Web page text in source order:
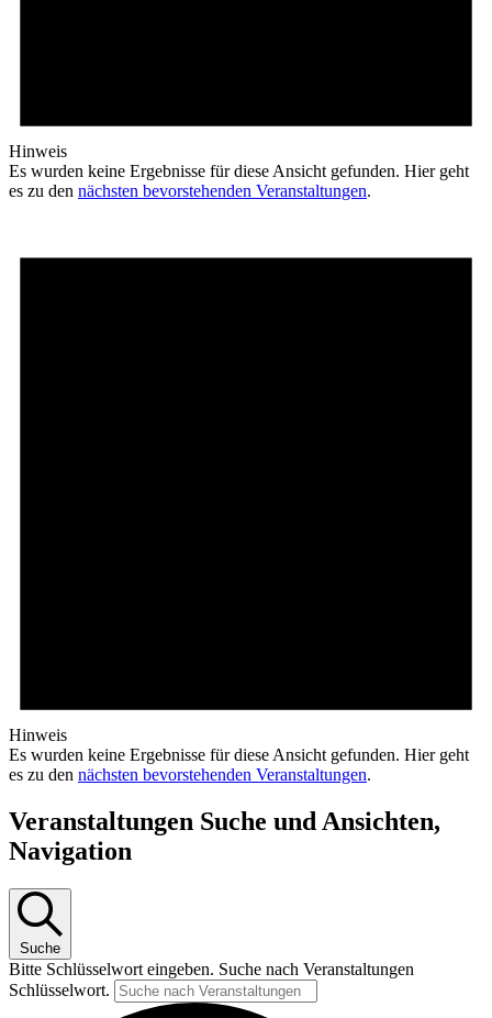
Hinweis
Es wurden keine Ergebnisse für diese Ansicht gefunden. Hier geht
es zu den nächsten bevorstehenden Veranstaltungen.
Hinweis
Es wurden keine Ergebnisse für diese Ansicht gefunden. Hier geht
es zu den nächsten bevorstehenden Veranstaltungen.
Veranstaltungen Suche und Ansichten,
Navigation
Suche
Bitte Schlüsselwort eingeben. Suche nach Veranstaltungen
Schlüsselwort.